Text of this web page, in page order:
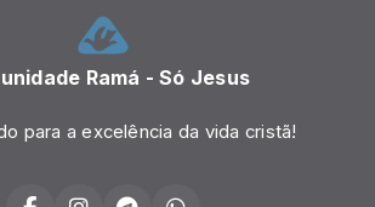
Ramá - Só Jesus
para a excelência da vida cristã!